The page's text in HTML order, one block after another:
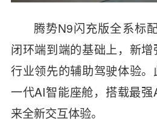
腾势N9闪充版全系标
闭环端到端的基础上，新
行业领先的辅助驾驶体验
一代AI智能座舱，搭载最
来全新交互体验。